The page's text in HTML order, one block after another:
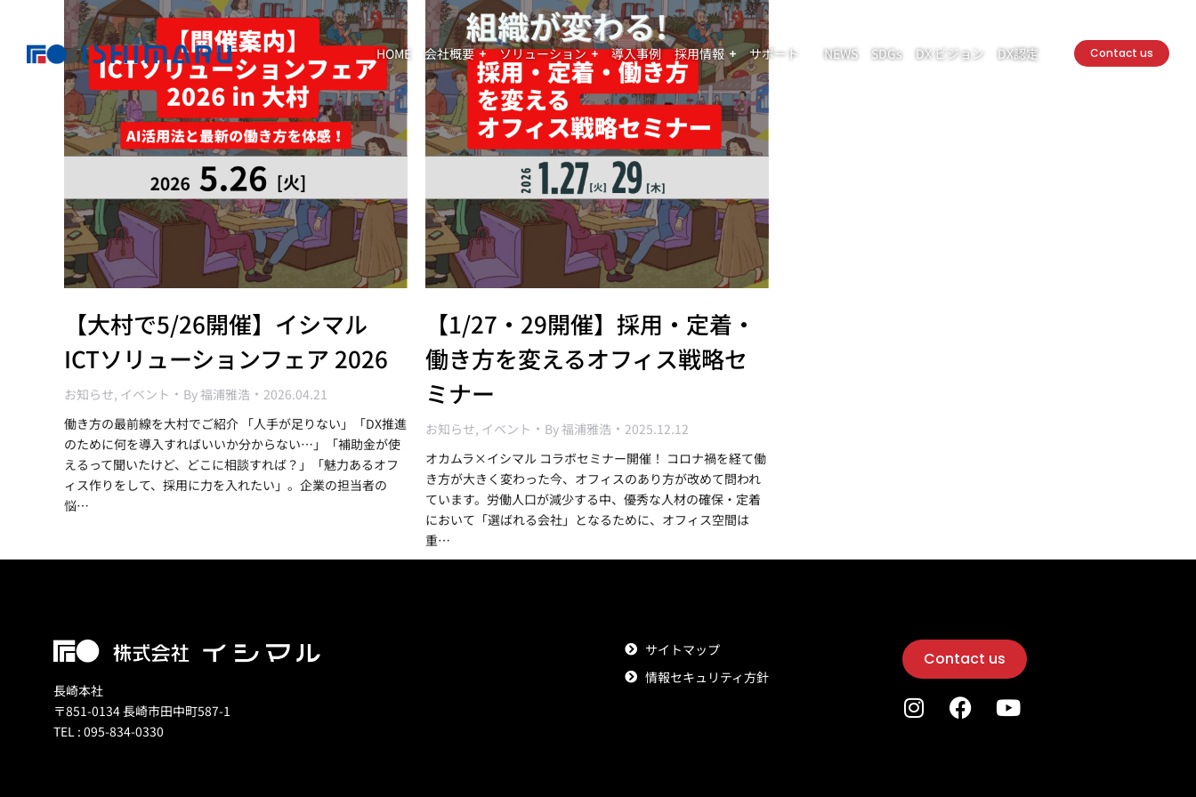
HOME 会社概要 ソリューション 導入事例 採用情報 サポート NEWS SDGs DX ビジョン DX認定 Contact us
【大村で5/26開催】イシマル
ICTソリューションフェア 2026
お知らせ, イベント By福浦雅浩
2026.04.21
働き方の最前線を大村でご紹介 「人手が足りない」「DX推進
のために何を導入すればいいか分からない…」「補助金が使
えるって聞いたけど、どこに相談すれば？」「魅力あるオフ
ィス作りをして、採用に力を入れたい」。企業の担当者の
悩…
【1/27・29開催】採用・定着・
働き方を変えるオフィス戦略セ
ミナー
お知らせ, イベント By福浦雅浩
2025.12.12
オカムラ×イシマル コラボセミナー開催！ コロナ禍を経て働
き方が大きく変わった今、オフィスのあり方が改めて問われ
ています。労働人口が減少する中、優秀な人材の確保・定着
において「選ばれる会社」となるために、オフィス空間は
重…
長崎本社
〒851-0134 長崎市田中町587-1
TEL : 095-834-0330
サイトマップ
情報セキュリティ方針
Contact us